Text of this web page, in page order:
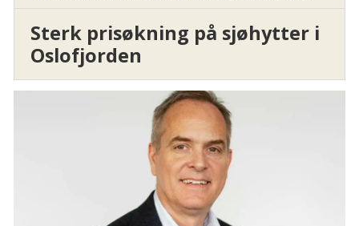
Sterk prisøkning på sjøhytter i
Oslofjorden